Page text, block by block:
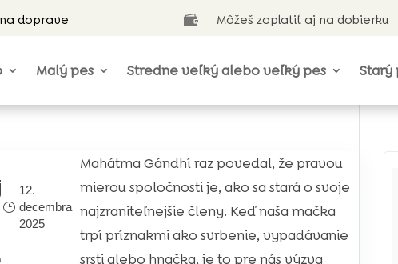
doprave  Môžeš zaplatiť aj na dobierku
Malý pes Stredne veľký alebo veľký pes Starý
12.
decembra
2025
Mahátma Gándhí raz povedal, že pravou
mierou spoločnosti je, ako sa stará o svoje
najzraniteľnejšie členy. Keď naša mačka
trpí príznakmi ako svrbenie, vypadávanie
srsti alebo hnačka, je to pre nás výzva